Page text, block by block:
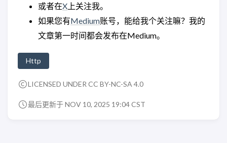
或者在X 上关注我。
如果您有Medium账号，能给我个关注嘛？我的
文章第一时间都会发布在Medium。
Http
LICENSED UNDER CC BY-NC-SA 4.0
最后更新于 NOV 10, 2025 19:04 CST